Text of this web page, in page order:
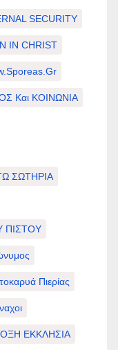
SECURITY
IN CHRIST
Και ΚΟΙΝΩΝΙΑ
ΣΩΤΗΡΙΑ
ΠΙΣΤΟΥ
Πιερίας
ΕΚΚΛΗΣΙΑ